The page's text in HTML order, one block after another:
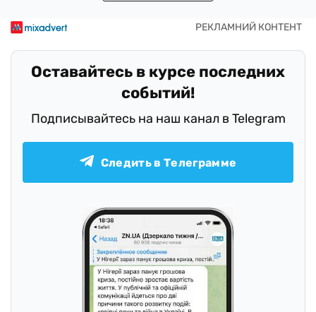
Оставайтесь в курсе последних
событий!
Подписывайтесь на наш канал в Telegram
Следить в Телеграмме